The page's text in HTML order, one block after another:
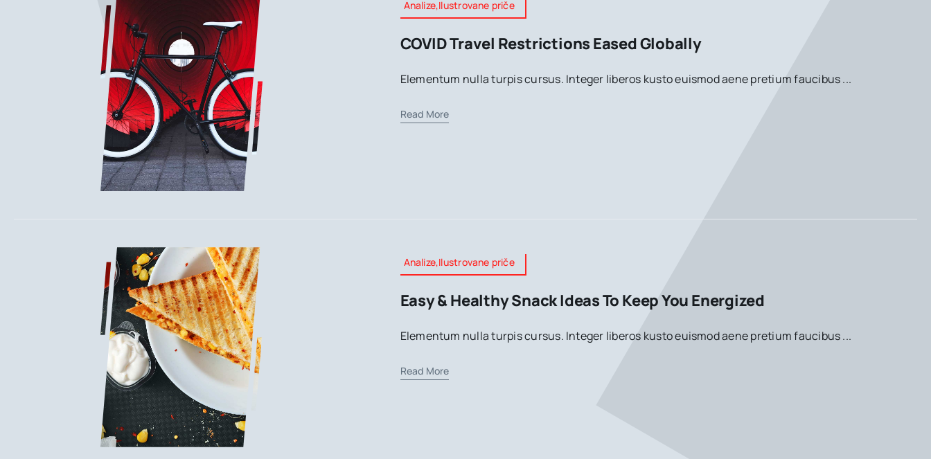
Analize,Ilustrovane priče
COVID Travel Restrictions Eased Globally
Elementum nulla turpis cursus. Integer liberos kusto euismod aene pretium faucibus ...
Read More
Analize,Ilustrovane priče
Easy & Healthy Snack Ideas To Keep You Energized
Elementum nulla turpis cursus. Integer liberos kusto euismod aene pretium faucibus ...
Read More